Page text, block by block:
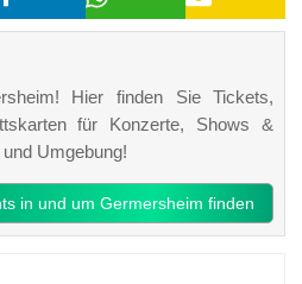
Hier finden Sie Tickets,
für Konzerte, Shows &
Umgebung!
in und um Germersheim finden